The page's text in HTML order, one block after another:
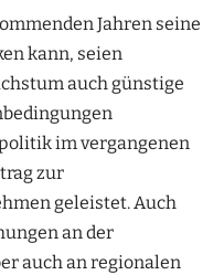
Jahren seine
kann, seien
auch günstige
im vergangenen
zur
geleistet. Auch
an der
auch an regionalen